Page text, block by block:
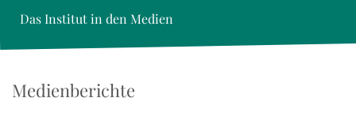
Das Institut in den Medien
Medienberichte